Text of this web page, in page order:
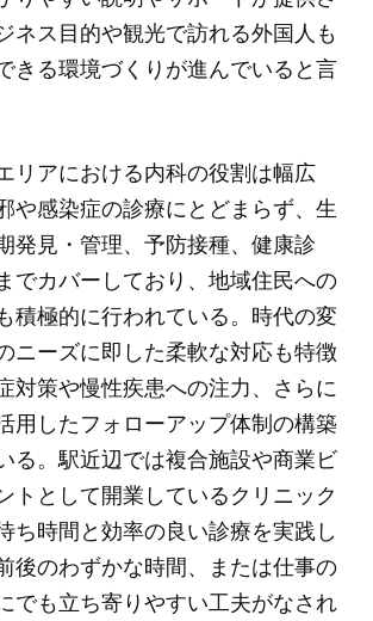
ネス目的や観光で訪れる外国人も
きる環境づくりが進んでいると言
リアにおける内科の役割は幅広
や感染症の診療にとどまらず、生
発見・管理、予防接種、健康診
でカバーしており、地域住民への
積極的に行われている。時代の変
ニーズに即した柔軟な対応も特徴
対策や慢性疾患への注力、さらに
用したフォローアップ体制の構築
る。駅近辺では複合施設や商業ビ
トとして開業しているクリニック
ち時間と効率の良い診療を実践し
後のわずかな時間、または仕事の
でも立ち寄りやすい工夫がなされ